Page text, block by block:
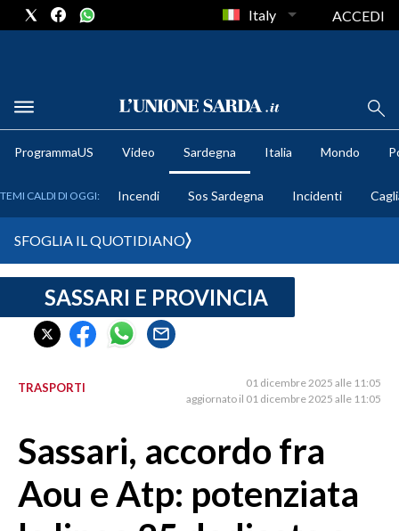
METEO
CRONACA SARDEGNA
CAGLIARI
SULCIS IGLESIENTE
SASSARI E PROVINCIA
GALLURA
Italy ACCEDI
ProgrammaUS Video Sardegna Italia Mondo
TEMI CALDI DI OGGI: Incendi Sos Sardegna Incidenti
SFOGLIA IL QUOTIDIANO
SASSARI E PROVINCIA
TRASPORTI
01 dicembre 2025 alle 11:05
aggiornato il 01 dicembre 2025 alle 11:05
Sassari, accordo fra
Aou e Atp: potenziata